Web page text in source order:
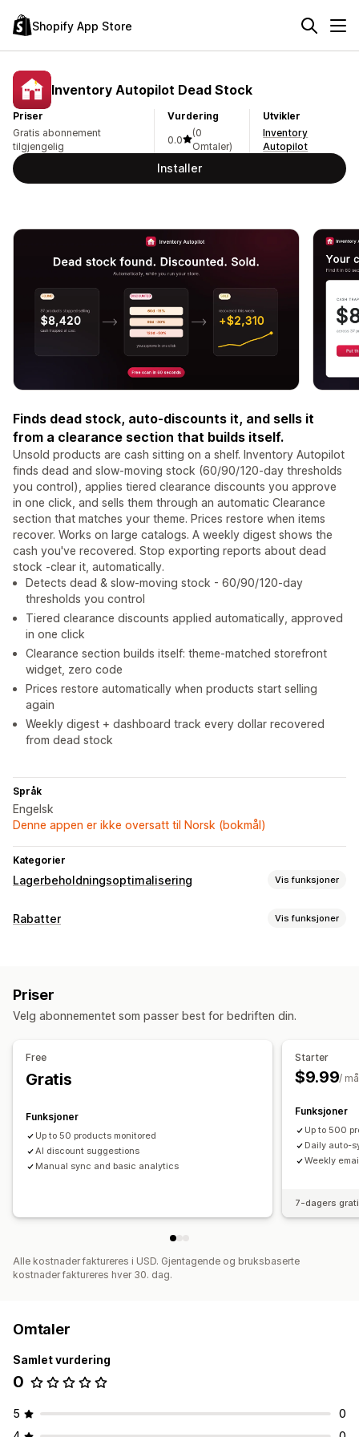
Shopify App Store
Inventory Autopilot Dead Stock
Priser
Gratis abonnement
tilgjengelig
Vurdering
0.0
(0
Omtaler)
Utvikler
Inventory
Autopilot
Installer
Finds dead stock, auto-discounts it, and sells it
from a clearance section that builds itself.
Unsold products are cash sitting on a shelf. Inventory Autopilot
finds dead and slow-moving stock (60/90/120-day thresholds
you control), applies tiered clearance discounts you approve
in one click, and sells them through an automatic Clearance
section that matches your theme. Prices restore when items
recover. Works on large catalogs. A weekly digest shows the
cash you've recovered. Stop exporting reports about dead
stock -clear it, automatically.
Detects dead & slow-moving stock - 60/90/120-day
thresholds you control
Tiered clearance discounts applied automatically, approved
in one click
Clearance section builds itself: theme-matched storefront
widget, zero code
Prices restore automatically when products start selling
again
Weekly digest + dashboard track every dollar recovered
from dead stock
Språk
Engelsk
Denne appen er ikke oversatt til Norsk (bokmål)
Kategorier
Lagerbeholdningsoptimalisering Vis funksjoner
Håndtering av lagerbeholdning
Varsler og analyse
Tilpassede rapporter
E-postvarsler Analyse
Rabatter Vis funksjoner
Priser
Velg abonnementet som passer best for bedriften din.
Free
Gratis
Funksjoner
Up to 50 products monitored
AI discount suggestions
Manual sync and basic analytics
Starter
$9.99/
Funksjoner
Up to 500
Daily auto-
Weekly
7-dagers
Alle kostnader faktureres i USD. Gjentagende og bruksbaserte
kostnader faktureres hver 30. dag.
Omtaler
Samlet vurdering
0
5
0